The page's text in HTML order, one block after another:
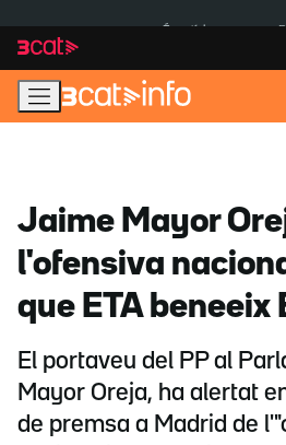
navegació
principal
contingut
Jaime Mayor
l'ofensiva
que ETA beneeix
El portaveu del PP al
Mayor Oreja, ha alertat
de premsa a Madrid de